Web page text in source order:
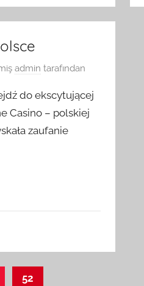
admin tarafından
do ekscytującej
Casino – polskiej
zaufanie
52